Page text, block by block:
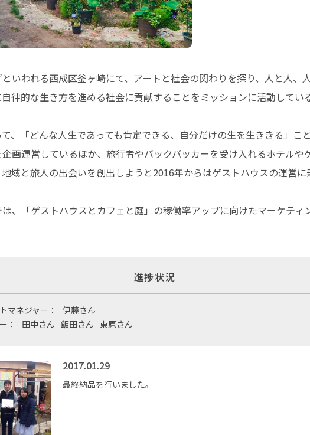
いわれる西成区釜ヶ崎にて、アートと社会の関わりを探り、人と人、
律的な生き方を進める社会に貢献することをミッションに活動してい
て、「どんな人生であっても肯定できる、自分だけの生を生ききる」こ
画運営しているほか、旅行者やバックパッカーを受け入れるホテルや
域と旅人の出会いを創出しようと2016年からはゲストハウスの運営に
、「ゲストハウスとカフェと庭」の稼働率アップに向けたマーケティ
進捗状況
マネジャー：
伊藤さん
：
田中さん 飯田さん 東原さん
2017.01.29
最終納品を行いました。